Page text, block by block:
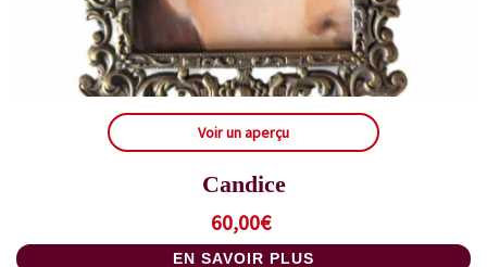
Voir un aperçu
Candice
60,00€
EN SAVOIR PLUS